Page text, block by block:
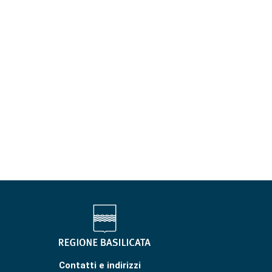
Contatti e indirizzi